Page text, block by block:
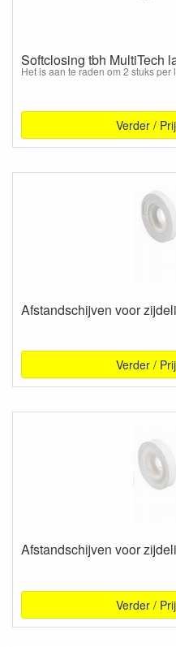
Softclosing tbh MultiTech
Het is aan te raden om 2 stuks per
Verder /
Afstandschijven voor
Verder /
Afstandschijven voor
Verder /